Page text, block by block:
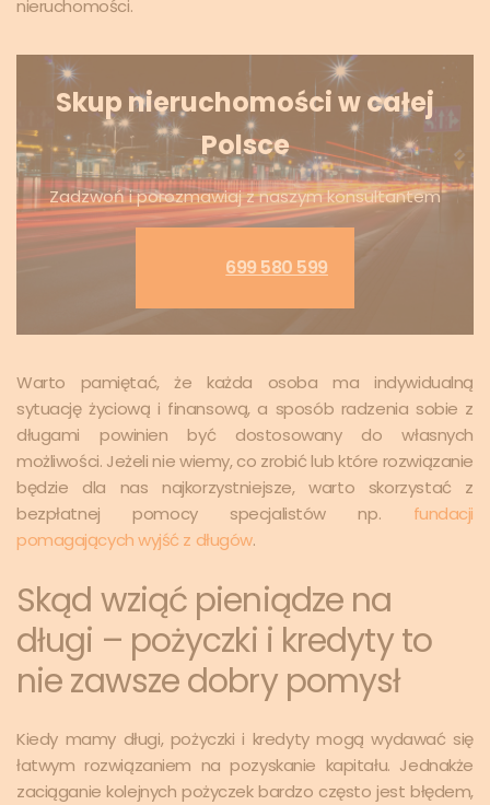
nieruchomości.
Skup nieruchomości w całej
Polsce
Zadzwoń i porozmawiaj z naszym konsultantem
699 580 599
Warto pamiętać, że każda osoba ma indywidualną
sytuację życiową i finansową, a sposób radzenia sobie z
długami powinien być dostosowany do własnych
możliwości. Jeżeli nie wiemy, co zrobić lub które rozwiązanie
będzie dla nas najkorzystniejsze, warto skorzystać z
bezpłatnej pomocy specjalistów np. fundacji
pomagających wyjść z długów.
Skąd wziąć pieniądze na
długi – pożyczki i kredyty to
nie zawsze dobry pomysł
Kiedy mamy długi, pożyczki i kredyty mogą wydawać się
łatwym rozwiązaniem na pozyskanie kapitału. Jednakże
zaciąganie kolejnych pożyczek bardzo często jest błędem,